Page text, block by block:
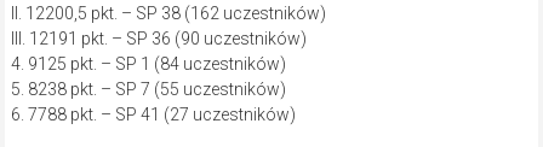
II. 12200,5 pkt. – SP 38 (162 uczestników)
III. 12191 pkt. – SP 36 (90 uczestników)
4. 9125 pkt. – SP 1 (84 uczestników)
5. 8238 pkt. – SP 7 (55 uczestników)
6. 7788 pkt. – SP 41 (27 uczestników)